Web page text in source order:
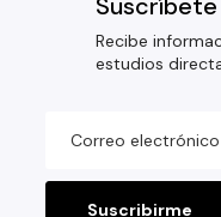
Recibe
estudios